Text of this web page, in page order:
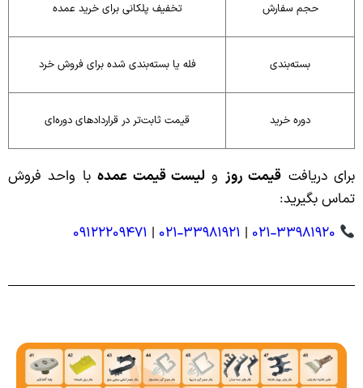
حجم سفارش تخفیف پلکانی برای خرید عمده
بسته‌بندی فله یا بسته‌بندی شده برای فروش خرد
دوره خرید قیمت ثابت‌تر در قراردادهای دوره‌ای
برای دریافت قیمت روز و لیست قیمت عمدهبا واحد فروش
تماس بگیرید:
۰۲۱-۳۳۹۸۱۹۲۰ | ۰۲۱-۳۳۹۸۱۹۲۱ | ۰۹۱۲۲۲۰۹۴۷۱